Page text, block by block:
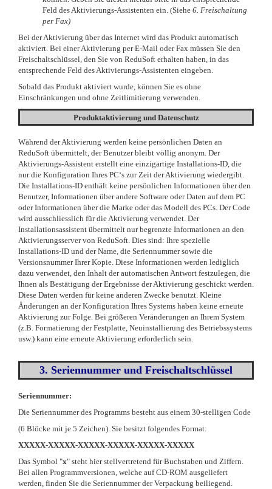
Feld des Aktivierungs-Assistenten ein. (Siehe 6. Freischaltung
per Fax)
Bei der Aktivierung über das Internet wird das Produkt automatisch
aktiviert. Bei einer Aktivierung per E-Mail oder Fax müssen Sie den
Freischaltschlüssel, den Sie von ReduSoft erhalten haben, in das
entsprechende Feld des Aktivierungs-Assistenten eingeben.
Sobald das Produkt aktiviert wurde, können Sie es ohne
Einschränkungen und ohne Zeitlimitierung verwenden.
Produktaktivierung und Datenschutz
Während der Aktivierung werden keine persönlichen Daten an
ReduSoft übermittelt, der Benutzer bleibt völlig anonym. Der
Aktivierungs-Assistent erstellt eine einzigartige Installations-ID, die
nur die Konfiguration Ihres PC‘s zur Zeit der Aktivierung wiedergibt.
Die Installations-ID enthält keine persönlichen Informationen über den
Benutzer, Informationen über andere Software oder Daten auf dem PC
oder Informationen über die Marke oder das Modell des PCs. Der Code
wird ausschliesslich für die Aktivierung verwendet. Der
Installationsassistent übermittelt nur begrenzte Informationen an den
Aktivierungsserver von ReduSoft. Dies sind: Ihre spezielle
Installations-ID und der Name, die Seriennummer sowie die
Versionsnummer Ihrer Kopie. Diese Informationen werden lediglich
dazu verwendet, den Inhalt der automatischen Antwort festzulegen, die
Ihnen als Bestätigung der Ergebnisse der Aktivierung geschickt werden.
Diese Daten werden für keine anderen Zwecke benutzt. Kleine
Änderungen an der Konfiguration Ihres Systems haben keine erneute
Aktivierung zur Folge. Bei größeren Veränderungen an Ihrem System
(z.B. Formatierung der Festplatte, Neuinstallierung des Betriebssystems
usw.) kann eine erneute Aktivierung erforderlich sein.
3. Seriennummer und Freischaltschlüssel
Seriennummer:
Die Seriennummer des Programms besteht aus einem 30-stelligen Code
(6 Blöcke mit je 5 Zeichen). Sie besitzt folgendes Format:
XXXXX-XXXXX-XXXXX-XXXXX-XXXXX-XXXXX
Das Symbol "x" steht hier stellvertretend für Buchstaben und Ziffern.
Bei allen Programmversionen, welche auf CD-ROM ausgeliefert
werden, finden Sie die Seriennummer der Verpackung beiliegend.